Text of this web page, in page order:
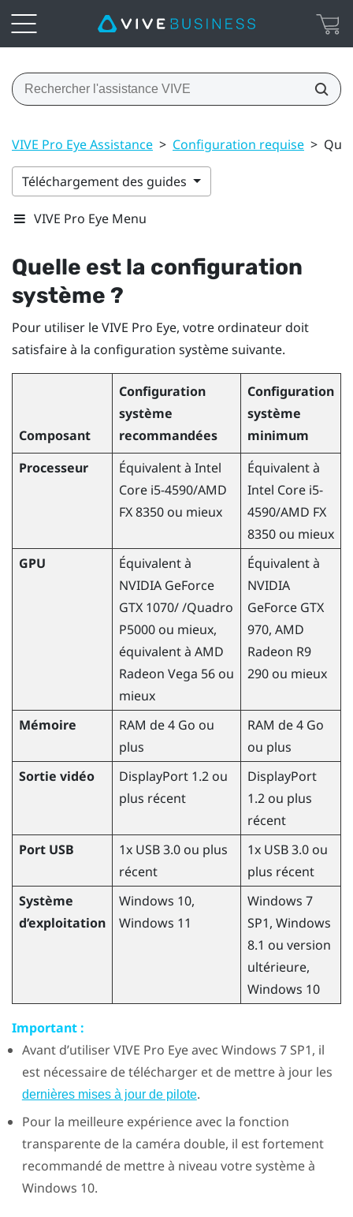
VIVE Pro Eye Assistance > Configuration requise >
Téléchargement des guides
VIVE Pro Eye Menu
Quelle est la configuration
système ?
Pour utiliser leVIVE Pro Eye, votre ordinateur doit
satisfaire à la configuration système suivante.
Composant
Configuration
système
recommandées
Configuration
système
minimum
Processeur
Équivalent à Intel
Core i5-4590/AMD
FX 8350 ou mieux
Équivalent à
Intel Core i5-
4590/AMD FX
8350 ou mieux
GPU
Équivalent à
NVIDIA GeForce
GTX 1070/ /Quadro
P5000 ou mieux,
équivalent à AMD
Radeon Vega 56 ou
mieux
Équivalent à
NVIDIA
GeForce GTX
970, AMD
Radeon R9
290 ou mieux
Mémoire
RAM de 4 Go ou
plus
RAM de 4 Go
ou plus
Sortie vidéo
DisplayPort 1.2 ou
plus récent
DisplayPort
1.2 ou plus
récent
Port USB
1x USB 3.0 ou plus
récent
1x USB 3.0 ou
plus récent
Système
d’exploitation
Windows 10,
Windows 11
Windows 7
SP1, Windows
8.1 ou version
ultérieure,
Windows 10
Important :
Avant d’utiliserVIVE Pro Eyeavec Windows 7 SP1, il
est nécessaire de télécharger et de mettre à jour les
dernières mises à jour de pilote.
Pour la meilleure expérience avec la fonction
transparente de la caméra double, il est fortement
recommandé de mettre à niveau votre système à
Windows 10.